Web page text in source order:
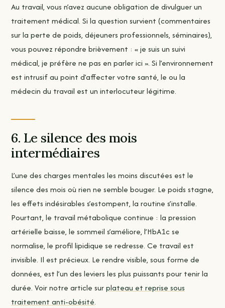
Au travail, vous n’avez aucune obligation de divulguer un
traitement médical. Si la question survient (commentaires
sur la perte de poids, déjeuners professionnels, séminaires),
vous pouvez répondre brièvement : « je suis un suivi
médical, je préfère ne pas en parler ici ». Si l’environnement
est intrusif au point d’affecter votre santé, le ou la
médecin du travail est un interlocuteur légitime.
6. Le silence des mois
intermédiaires
L’une des charges mentales les moins discutées est le
silence des mois où rien ne semble bouger. Le poids stagne,
les effets indésirables s’estompent, la routine s’installe.
Pourtant, le travail métabolique continue : la pression
artérielle baisse, le sommeil s’améliore, l’HbA1c se
normalise, le profil lipidique se redresse. Ce travail est
invisible. Il est précieux. Le rendre visible, sous forme de
données, est l’un des leviers les plus puissants pour tenir la
durée. Voir notre article surplateau et reprise sous
traitement anti-obésité.